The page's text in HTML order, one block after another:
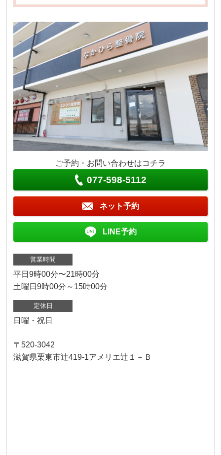
ご予約・お問い合わせはコチラ
077-598-5112
ネット予約
LINE予約
営業時間
平日9時00分〜21時00分
土曜日9時00分～15時00分
定休日
日曜・祝日
〒520-3042
滋賀県栗東市辻419-1アメリエ辻１－Ｂ